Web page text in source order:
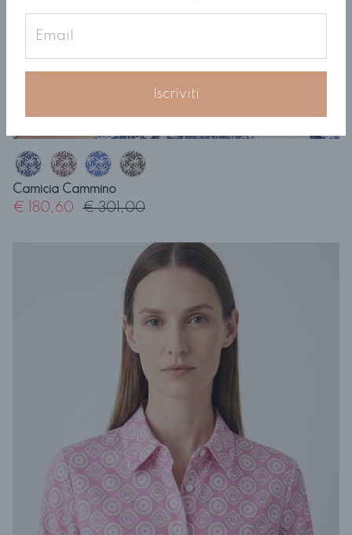
Iscriviti
Camicia Cammino
€ 180,60 € 301,00